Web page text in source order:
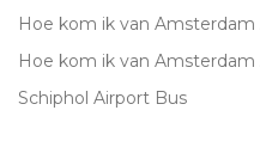
Hoe kom ik van
Hoe kom ik van
Schiphol Airport Bus